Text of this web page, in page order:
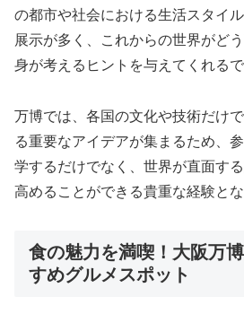
の都市や社会における生活スタイ
展示が多く、これからの世界がど
身が考えるヒントを与えてくれるで
万博では、各国の文化や技術だけ
る重要なアイデアが集まるため、
学するだけでなく、世界が直面す
高めることができる貴重な経験とな
食の魅力を満喫！大阪万
すめグルメスポット